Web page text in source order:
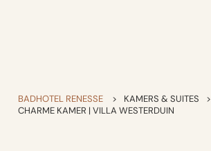
BADHOTEL RENESSE > KAMERS & SUITES
>
CHARME KAMER | VILLA WESTERDUIN